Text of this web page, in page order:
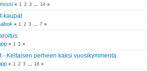
« 1 2 3 14 »
kaupat
« 1 2 3 7 »
« 1 2 »
- Keltaisen perheen kaksi vuosikymmentä
« 1 2 3 18 »